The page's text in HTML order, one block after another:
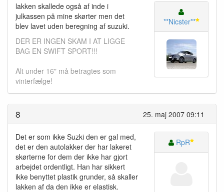
lakken skallede også af inde i
julkassen på mine skørter men det
blev lavet uden beregning af suzuki.
DER ER INGEN SKAM I AT LIGGE
BAG EN SWIFT SPORT!!!
Alt under 16" må betragtes som
vinterfælge!
**Nicster**
25. maj 2007 09:11
8
Det er som ikke Suzki den er gal med,
det er den autolakker der har lakeret
skørterne for dem der ikke har gjort
arbejdet ordentligt. Han har sikkert
ikke benyttet plastik grunder, så skaller
lakken af da den ikke er elastisk.
RpR